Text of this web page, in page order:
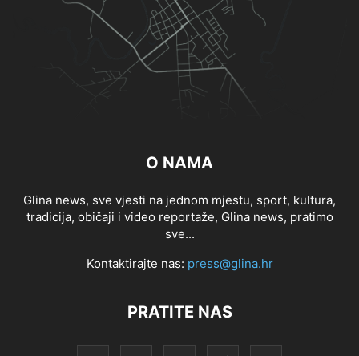
O NAMA
Glina news, sve vjesti na jednom mjestu, sport, kultura,
tradicija, običaji i video reportaže, Glina news, pratimo
sve...
Kontaktirajte nas: press@glina.hr
PRATITE NAS